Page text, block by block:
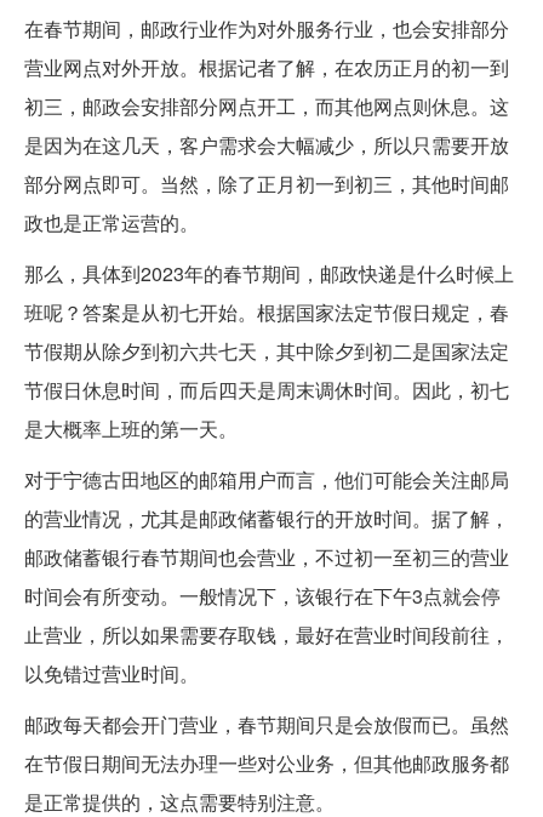
在春节期间，邮政行业作为对外服务行业，也会安排部分
营业网点对外开放。根据记者了解，在农历正月的初一到
初三，邮政会安排部分网点开工，而其他网点则休息。这
是因为在这几天，客户需求会大幅减少，所以只需要开放
部分网点即可。当然，除了正月初一到初三，其他时间邮
政也是正常运营的。
那么，具体到2023年的春节期间，邮政快递是什么时候上
班呢？答案是从初七开始。根据国家法定节假日规定，春
节假期从除夕到初六共七天，其中除夕到初二是国家法定
节假日休息时间，而后四天是周末调休时间。因此，初七
是大概率上班的第一天。
对于宁德古田地区的邮箱用户而言，他们可能会关注邮局
的营业情况，尤其是邮政储蓄银行的开放时间。据了解，
邮政储蓄银行春节期间也会营业，不过初一至初三的营业
时间会有所变动。一般情况下，该银行在下午3点就会停
止营业，所以如果需要存取钱，最好在营业时间段前往，
以免错过营业时间。
邮政每天都会开门营业，春节期间只是会放假而已。虽然
在节假日期间无法办理一些对公业务，但其他邮政服务都
是正常提供的，这点需要特别注意。